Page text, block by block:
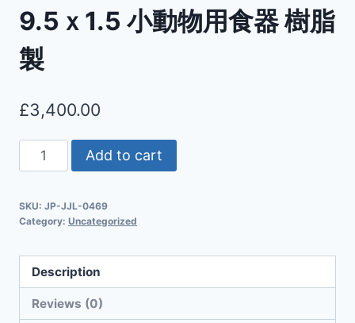
9.5ｘ1.5 小動物用食器 樹脂
製
£3,400.00
Add to cart
SKU: JP-JJL-0469
Category: Uncategorized
Description
Reviews (0)